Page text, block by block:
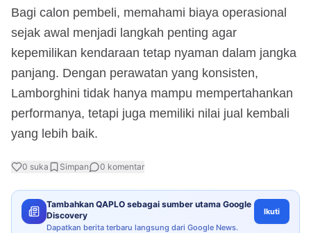
Bagi calon pembeli, memahami biaya operasional
sejak awal menjadi langkah penting agar
kepemilikan kendaraan tetap nyaman dalam jangka
panjang. Dengan perawatan yang konsisten,
Lamborghini tidak hanya mampu mempertahankan
performanya, tetapi juga memiliki nilai jual kembali
yang lebih baik.
0 suka Simpan 0 komentar
Tambahkan QAPLO sebagai sumber utama Google
Discovery
Dapatkan berita terbaru langsung dari Google News.
Ikuti